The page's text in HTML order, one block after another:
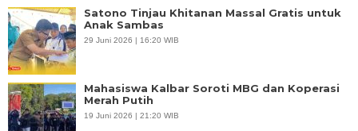
Satono Tinjau Khitanan Massal Gratis untuk
Anak Sambas
29 Juni 2026 | 16:20 WIB
Mahasiswa Kalbar Soroti MBG dan Koperasi
Merah Putih
19 Juni 2026 | 21:20 WIB